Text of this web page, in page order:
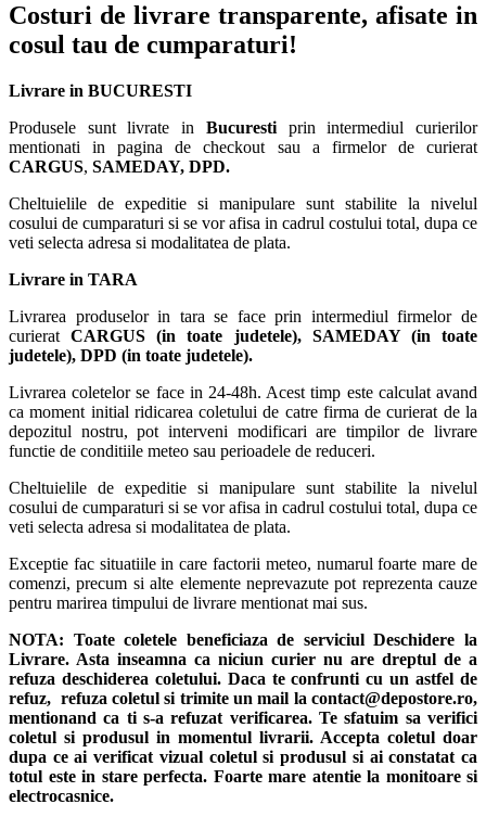
Costuri de livrare transparente, afisate in
cosul tau de cumparaturi!
Livrare in BUCURESTI
Produsele sunt livrate in Bucurestiprin intermediul curierilor
mentionati in pagina de checkout sau a firmelor de curierat
CARGUS, SAMEDAY, DPD.
Cheltuielile de expeditie si manipulare sunt stabilite la nivelul
cosului de cumparaturi si se vor afisa in cadrul costului total, dupa ce
veti selecta adresa si modalitatea de plata.
Livrare in TARA
Livrarea produselor in tara se face prin intermediul firmelor de
curieratCARGUS (in toate judetele),
SAMEDAY (in toate
judetele), DPD (in toate judetele).
Livrarea coletelor se face in 24-48h. Acest timp este calculat avand
ca moment initial ridicarea coletului de catre firma de curierat de la
depozitul nostru, pot interveni modificari are timpilor de livrare
functie de conditiile meteo sau perioadele de reduceri.
Cheltuielile de expeditie si manipulare sunt stabilite la nivelul
cosului de cumparaturi si se vor afisa in cadrul costului total, dupa ce
veti selecta adresa si modalitatea de plata.
Exceptie fac situatiile in care factorii meteo, numarul foarte mare de
comenzi, precum si alte elemente neprevazute pot reprezenta cauze
pentru marirea timpului de livrare mentionat mai sus.
NOTA: Toate coletele beneficiaza de serviciul Deschidere la
Livrare. Asta inseamna ca niciun curier nu are dreptul de a
refuza deschiderea coletului. Daca te confrunti cu un astfel de
refuz, refuza coletul si trimite un mail la contact@depostore.ro,
mentionand ca ti s-a refuzat verificarea. Te sfatuim sa verifici
coletul si produsul in momentul livrarii. Accepta coletul doar
dupa ce ai verificat vizual coletul si produsul si ai constatat ca
totul este in stare perfecta. Foarte mare atentie la monitoare si
electrocasnice.